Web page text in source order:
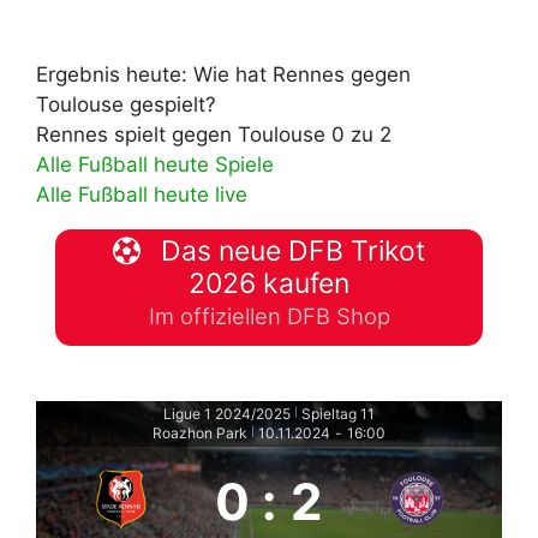
Ergebnis heute: Wie hat Rennes gegen
Toulouse gespielt?
Rennes spielt gegen Toulouse 0 zu 2
Alle Fußball heute Spiele
Alle Fußball heute live
Das neue DFB Trikot
2026 kaufen
Im offiziellen DFB Shop
Ligue 1 2024/2025 Spieltag 11
Roazhon Park
10.11.2024 - 16:00
0: 2